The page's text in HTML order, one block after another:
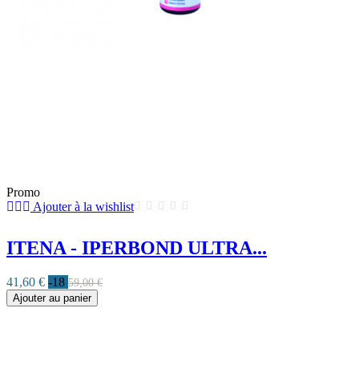
Promo
Ajouter à la wishlist
ITENA - IPERBOND ULTRA...
41,60 € -18 59,00 €
Ajouter au panier